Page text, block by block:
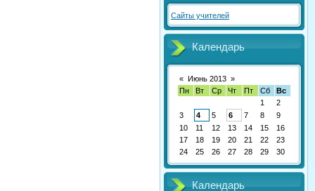
Сайты учителей
Календарь
« Июнь 2013 »
Пн
Вт Ср Чт Пт Сб
Вс
1
2
3
4 5 6 7 8
9
10
11 12 13 14 15
16
17
18 19 20 21 22
23
24
25 26 27 28 29 30
Календарь